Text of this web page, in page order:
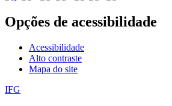
Opções de acessibilidade
Acessibilidade
Alto contraste
Mapa do site
IFG